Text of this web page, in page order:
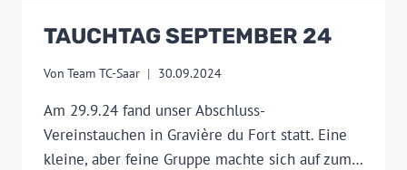
TAUCHTAG SEPTEMBER 24
Von Team TC-Saar 30.09.2024
Am 29.9.24 fand unser Abschluss-
Vereinstauchen in Gravière du Fort statt. Eine
kleine, aber feine Gruppe machte sich auf zum…